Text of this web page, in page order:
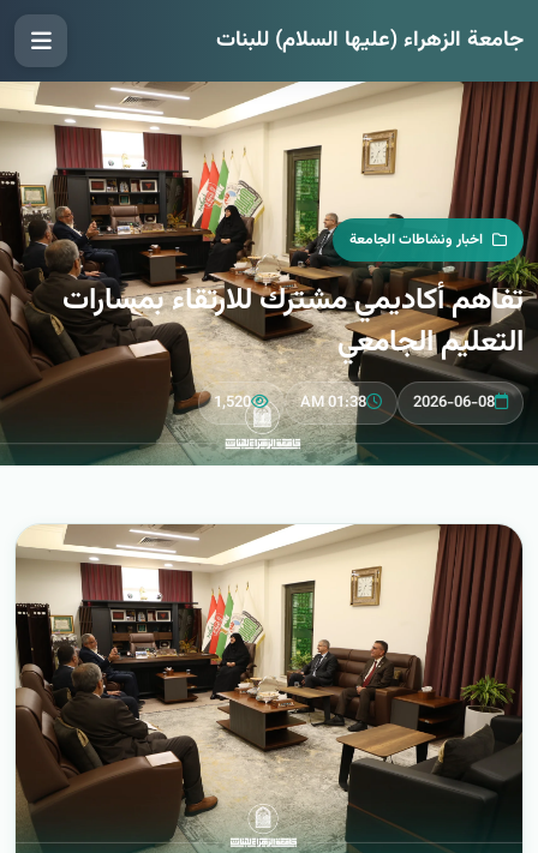
جامعة الزهراء (عليها السلام) للبنات
اخبار ونشاطات الجامعة
تفاهم أكاديمي مشترك للارتقاء بمسارات
التعليم الجامعي
2026-06-08
01:38 AM
1,520